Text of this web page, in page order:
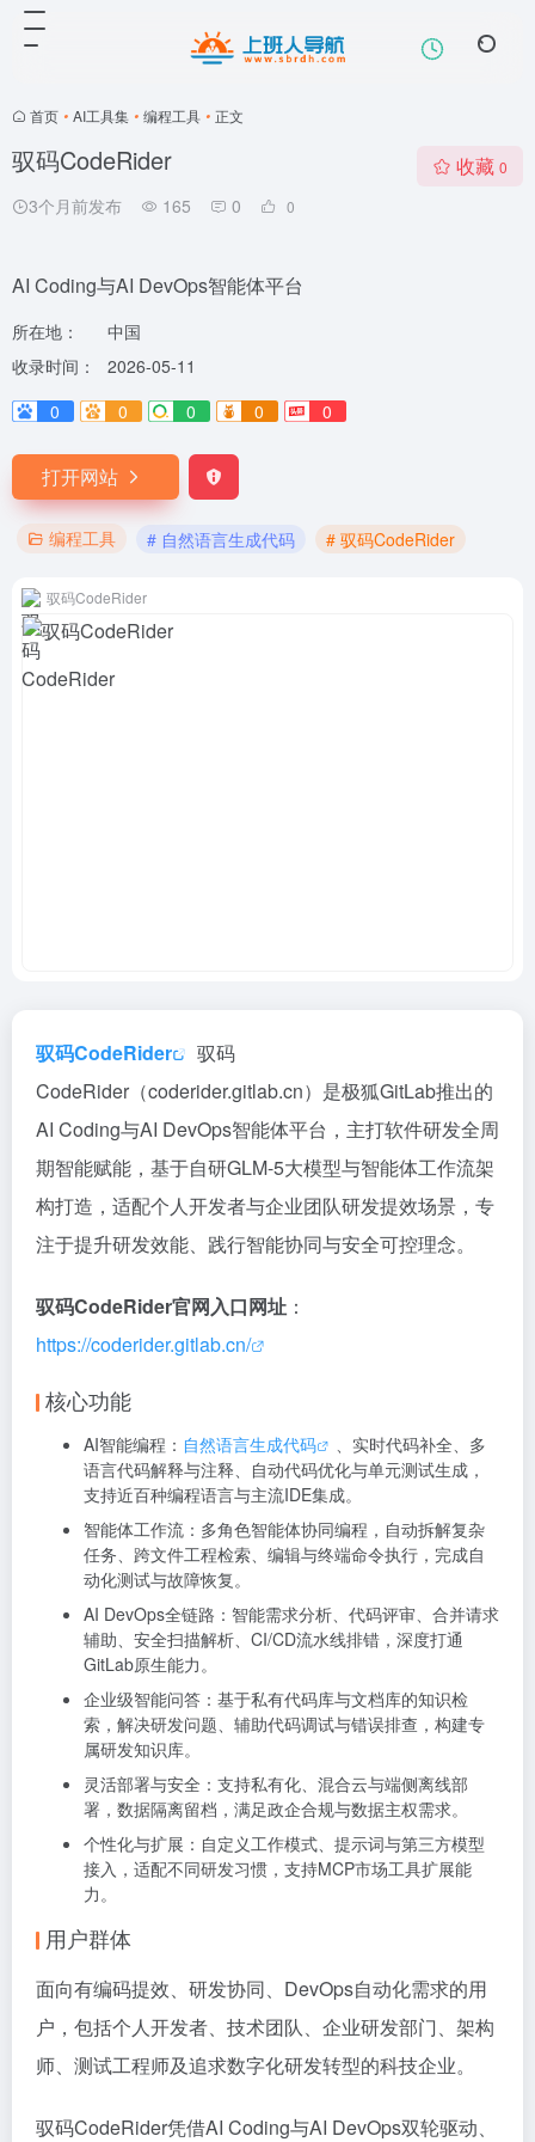
首页 • AI工具集 • 编程工具 • 正文
驭码CodeRider
3个月前发布 165 0 0
收藏 0
AI Coding与AI DevOps智能体平台
所在地：
中国
收录时间：
2026-05-11
0
0 0 0 0
打开网站
编程工具 # 自然语言生成代码 # 驭码CodeRider
驭码CodeRider
驭码CodeRider
驭码
CodeRider（coderider.gitlab.cn）是极狐GitLab推出的
AI Coding与AI DevOps智能体平台，主打软件研发全周
期智能赋能，基于自研GLM-5大模型与智能体工作流架
构打造，适配个人开发者与企业团队研发提效场景，专
注于提升研发效能、践行智能协同与安全可控理念。
驭码CodeRider官网入口网址 ：
https://coderider.gitlab.cn/
核心功能
AI智能编程： 自然语言生成代码
、实时代码补全、多
语言代码解释与注释、自动代码优化与单元测试生成，
支持近百种编程语言与主流IDE集成。
智能体工作流：多角色智能体协同编程，自动拆解复杂
任务、跨文件工程检索、编辑与终端命令执行，完成自
动化测试与故障恢复。
AI DevOps全链路：智能需求分析、代码评审、合并请求
辅助、安全扫描解析、CI/CD流水线排错，深度打通
GitLab原生能力。
企业级智能问答：基于私有代码库与文档库的知识检
索，解决研发问题、辅助代码调试与错误排查，构建专
属研发知识库。
灵活部署与安全：支持私有化、混合云与端侧离线部
署，数据隔离留档，满足政企合规与数据主权需求。
个性化与扩展：自定义工作模式、提示词与第三方模型
接入，适配不同研发习惯，支持MCP市场工具扩展能
力。
用户群体
面向有编码提效、研发协同、DevOps自动化需求的用
户，包括个人开发者、技术团队、企业研发部门、架构
师、测试工程师及追求数字化研发转型的科技企业。
驭码CodeRider凭借AI Coding与AI DevOps双轮驱动、